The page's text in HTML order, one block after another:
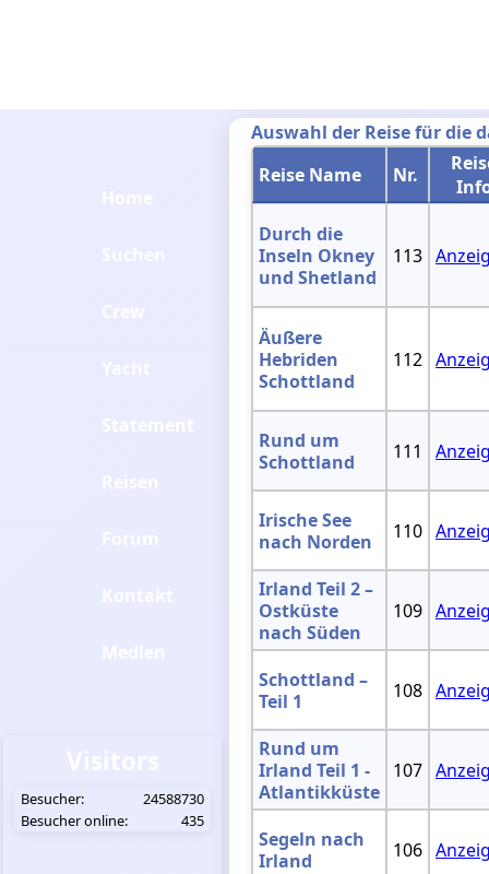
Auswahl der Reise für die
Reise Name
Nr.
Durch die
Inseln Okney
und Shetland
113
Äußere
Hebriden
Schottland
112
Rund um
Schottland
111
Irische See
nach Norden
110
Irland Teil 2 –
Ostküste
nach Süden
109
Schottland –
Teil 1
108
Rund um
Irland Teil 1 -
Atlantikküste
107
Segeln nach
Irland
106
Besucher:
24588730
Besucher online:
435